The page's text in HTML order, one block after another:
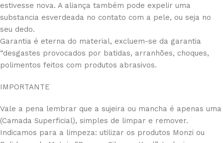
estivesse nova. A aliança também pode expelir uma
substancia esverdeada no contato com a pele, ou seja no
seu dedo.
Garantia é eterna do material, excluem-se da garantia
“desgastes provocados por batidas, arranhões, choques,
polimentos feitos com produtos abrasivos.
IMPORTANTE
Vale a pena lembrar que a sujeira ou mancha é apenas uma
(Camada Superficial), simples de limpar e remover.
Indicamos para a limpeza: utilizar os produtos Monzi ou